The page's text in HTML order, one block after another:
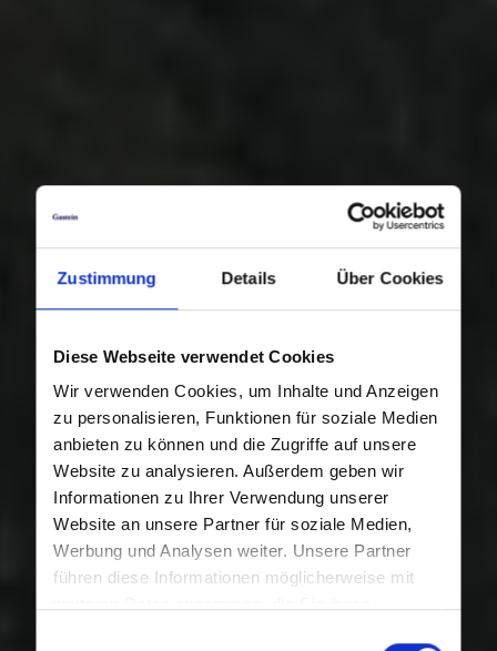
Zustimmung Details Über Cookies
Diese Webseite verwendet Cookies
Wir verwenden Cookies, um Inhalte und Anzeigen
zu personalisieren, Funktionen für soziale Medien
anbieten zu können und die Zugriffe auf unsere
Website zu analysieren. Außerdem geben wir
Informationen zu Ihrer Verwendung unserer
Website an unsere Partner für soziale Medien,
Werbung und Analysen weiter. Unsere Partner
führen diese Informationen möglicherweise mit